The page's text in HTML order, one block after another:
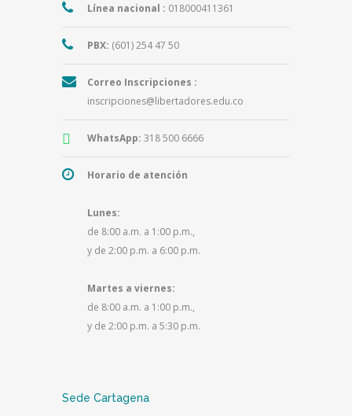
Línea nacional : 018000411361
PBX: (601) 254 47 50
Correo Inscripciones :
inscripciones@libertadores.edu.co
WhatsApp: 318 500 6666
Horario de atención
Lunes:
de 8:00 a.m. a 1:00 p.m.,
y de 2:00 p.m. a 6:00 p.m.
Martes a viernes:
de 8:00 a.m. a 1:00 p.m.,
y de 2:00 p.m. a 5:30 p.m.
Sede Cartagena